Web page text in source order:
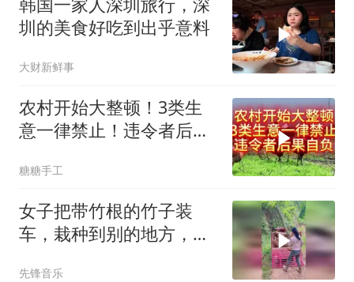
圳的美食好吃到出乎意料
大财新鲜事
农村开始大整顿！3类生
意一律禁止！违令者后果
糖糖手工
女子把带竹根的竹子装
车，栽种到别的地方，网
先锋音乐